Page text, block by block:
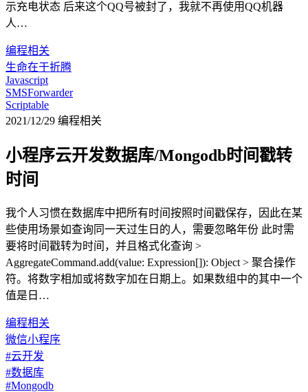
示充电状态 后来这个QQ号被封了，我就不再使用QQ机器
人…
编程相关
生命在于折腾
Javascript
SMSForwarder
Scriptable
2021/12/29 编程相关
小程序云开发数据库/Mongodb时间戳转
时间
我个人习惯在数据库中把所有时间按照时间戳保存，因此在某
些使用场景如查询同一天过生日的人，需要忽略年份 此时需
要将时间戳转为时间，并且格式化查询 >
AggregateCommand.add(value: Expression[]): Object > 聚合操作
符。将数字相加或将数字加在日期上。如果数组中的其中一个
值是日…
编程相关
微信小程序
#云开发
#数据库
#Mongodb